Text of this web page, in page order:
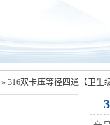
»316双卡压等径四通【卫生